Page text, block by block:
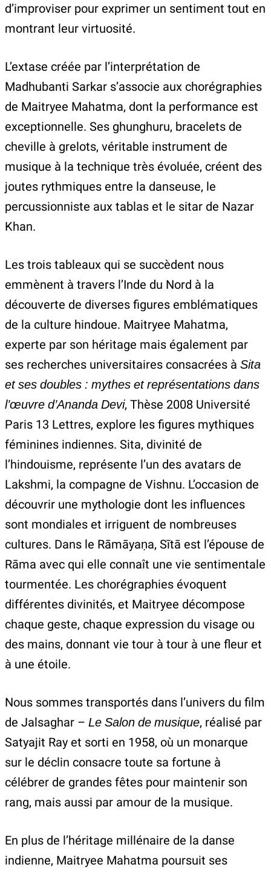
d’improviser pour exprimer un sentiment tout en
montrant leur virtuosité.
L’extase créée par l’interprétation de
Madhubanti Sarkar s’associe aux chorégraphies
de Maitryee Mahatma, dont la performance est
exceptionnelle. Ses ghunghuru, bracelets de
cheville à grelots, véritable instrument de
musique à la technique très évoluée, créent des
joutes rythmiques entre la danseuse, le
percussionniste aux tablas et le sitar de Nazar
Khan.
Les trois tableaux qui se succèdent nous
emmènent à travers l’Inde du Nord à la
découverte de diverses figures emblématiques
de la culture hindoue. Maitryee Mahatma,
experte par son héritage mais également par
ses recherches universitaires consacrées à Sita
et ses doubles : mythes et représentations dans
l’œuvre d’Ananda Devi, Thèse 2008 Université
Paris 13 Lettres, explore les figures mythiques
féminines indiennes. Sita, divinité de
l’hindouisme, représente l’un des avatars de
Lakshmi, la compagne de Vishnu. L’occasion de
découvrir une mythologie dont les influences
sont mondiales et irriguent de nombreuses
cultures. Dans le Rāmāyaṇa, Sītā est l’épouse de
Rāma avec qui elle connaît une vie sentimentale
tourmentée. Les chorégraphies évoquent
différentes divinités, et Maitryee décompose
chaque geste, chaque expression du visage ou
des mains, donnant vie tour à tour à une fleur et
à une étoile.
Nous sommes transportés dans l’univers du film
de Jalsaghar – Le Salon de musique, réalisé par
Satyajit Ray et sorti en 1958, où un monarque
sur le déclin consacre toute sa fortune à
célébrer de grandes fêtes pour maintenir son
rang, mais aussi par amour de la musique.
En plus de l’héritage millénaire de la danse
indienne, Maitryee Mahatma poursuit ses